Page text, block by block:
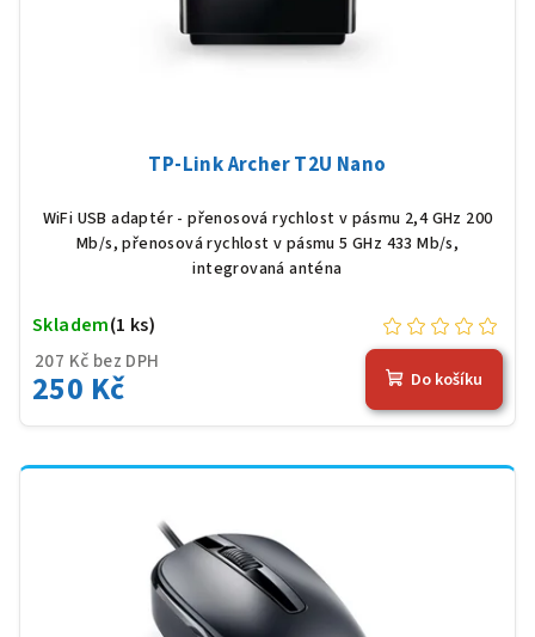
TP-Link Archer T2U Nano
WiFi USB adaptér - přenosová rychlost v pásmu 2,4 GHz 200
Mb/s, přenosová rychlost v pásmu 5 GHz 433 Mb/s,
integrovaná anténa
207 Kč bez DPH
250 Kč
Skladem(1 ks)
Do košíku